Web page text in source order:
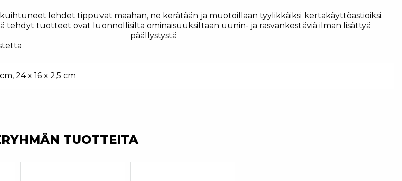
lehdet tippuvat maahan, ne kerätään ja muotoillaan tyylikkäiksi kertakäyttöastioiksi.
tehdyt tuotteet ovat luonnollisilta ominaisuuksiltaan uunin- ja rasvankestäviä ilman lisättyä
päällystystä
24 x 16 x 2,5 cm
TUOTTEITA